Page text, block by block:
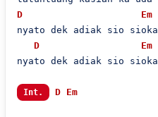
D
Em
nyato dek adiak sio
D
Em
nyato dek adiak sio
Int. D Em